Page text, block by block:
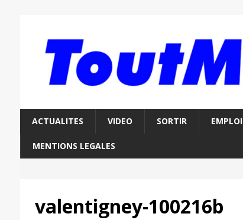
ACTUALITES VIDEO SORTIR EMPLOI
MENTIONS LEGALES
valentigney-100216b